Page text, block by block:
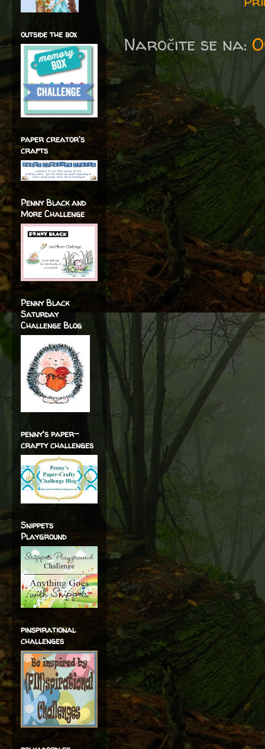
Naročite se na:
outside the box
paper creator's
crafts
Penny Black and
More Challenge
Penny Black
Saturday
Challenge Blog
penny's paper-
crafty challenges
Snippets
Playground
pinspirational
challenges